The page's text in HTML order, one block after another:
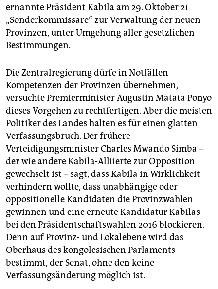
ernannte Präsident Kabila am 29. Oktober 21
„Sonderkommissare“ zur Verwaltung der neuen
Provinzen, unter Umgehung aller gesetzlichen
Bestimmungen.
Die Zentralregierung dürfe in Notfällen
Kompetenzen der Provinzen übernehmen,
versuchte Premierminister Augustin Matata Ponyo
dieses Vorgehen zu rechtfertigen. Aber die meisten
Politiker des Landes halten es für einen glatten
Verfassungsbruch. Der frühere
Verteidigungsminister Charles Mwando Simba –
der wie andere Kabila-Alliierte zur Opposition
gewechselt ist – sagt, dass Kabila in Wirklichkeit
verhindern wollte, dass unabhängige oder
oppositionelle Kandidaten die Provinzwahlen
gewinnen und eine erneute Kandidatur Kabilas
bei den Präsidentschaftswahlen 2016 blockieren.
Denn auf Provinz- und Lokalebene wird das
Oberhaus des kongolesischen Parlaments
bestimmt, der Senat, ohne den keine
Verfassungsänderung möglich ist.